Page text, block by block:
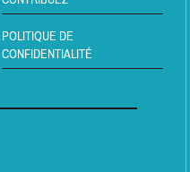
POLITIQUE DE
CONFIDENTIALITÉ